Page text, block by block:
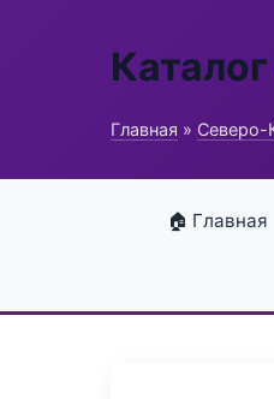
Главная » Северо-
🏠 Главная